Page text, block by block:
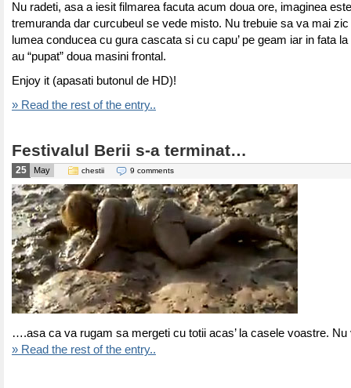
Nu radeti, asa a iesit filmarea facuta acum doua ore, imaginea
tremuranda dar curcubeul se vede misto. Nu trebuie sa va mai
lumea conducea cu gura cascata si cu capu’ pe geam iar in fata
au “pupat” doua masini frontal.
Enjoy it (apasati butonul de HD)!
» Read the rest of the entry..
Festivalul Berii s-a terminat…
25 May chestii 9 comments
….asa ca va rugam sa mergeti cu totii acas’ la casele voastre.
» Read the rest of the entry..